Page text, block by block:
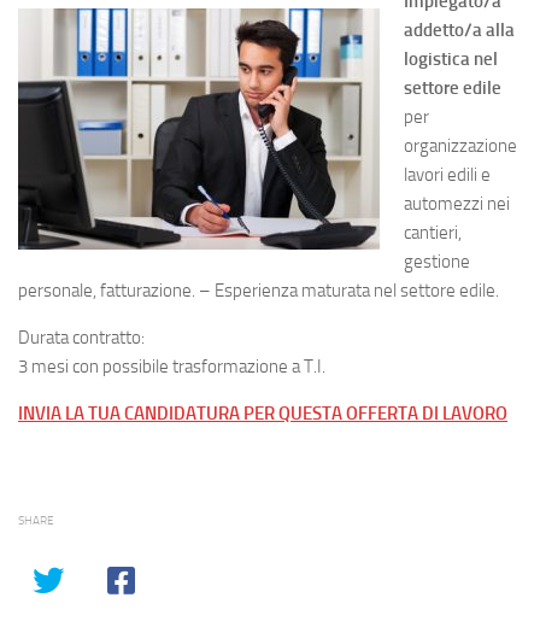
addetto/a alla
logistica nel
settore edile
per
organizzazione
lavori edili e
automezzi nei
cantieri,
gestione
personale, fatturazione. – Esperienza maturata nel settore edile.
Durata contratto:
3 mesi con possibile trasformazione a T.I.
INVIA LA TUA CANDIDATURA PER QUESTA OFFERTA DI LAVORO
SHARE